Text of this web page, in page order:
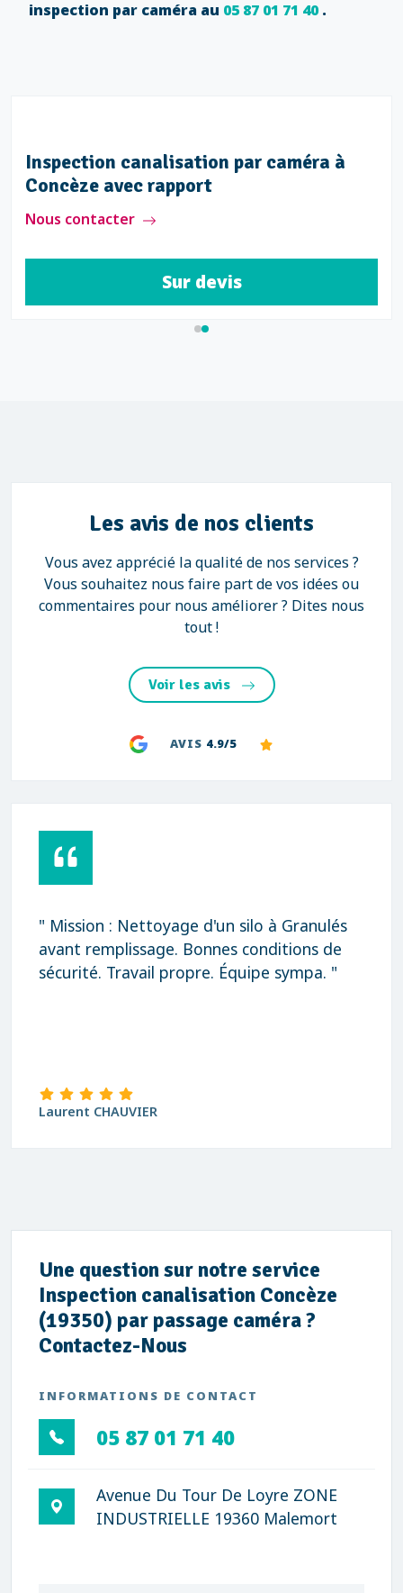
inspection par caméra au 05 87 01 71 40.
Inspection canalisation par caméra à
Concèze avec rapport
Nous contacter
Sur devis
Les avis de nos clients
Vous avez apprécié la qualité de nos services ?
Vous souhaitez nous faire part de vos idées ou
commentaires pour nous améliorer ? Dites nous
tout !
Voir les avis
AVIS 4.9/5
" Mission : Nettoyage d'un silo à Granulés
avant remplissage. Bonnes conditions de
sécurité. Travail propre. Équipe sympa. "
Laurent CHAUVIER
Une question sur notre service
Inspection canalisation Concèze
(19350) par passage caméra ?
Contactez-Nous
INFORMATIONS DE CONTACT
05 87 01 71 40
Avenue Du Tour De Loyre ZONE
INDUSTRIELLE 19360 Malemort